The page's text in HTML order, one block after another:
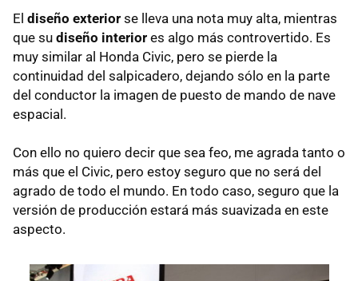
El diseño exterior se lleva una nota muy alta, mientras
que su diseño interior es algo más controvertido. Es
muy similar al Honda Civic, pero se pierde la
continuidad del salpicadero, dejando sólo en la parte
del conductor la imagen de puesto de mando de nave
espacial.
Con ello no quiero decir que sea feo, me agrada tanto o
más que el Civic, pero estoy seguro que no será del
agrado de todo el mundo. En todo caso, seguro que la
versión de producción estará más suavizada en este
aspecto.